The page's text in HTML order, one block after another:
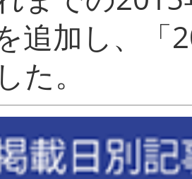
追加し、「
まし